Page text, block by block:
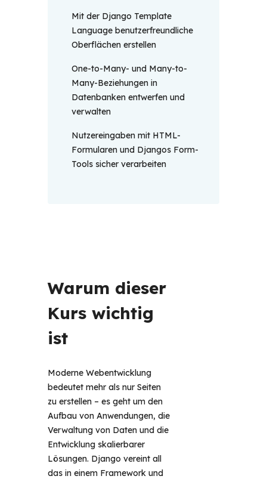
Mit der Django Template
Language benutzerfreundliche
Oberflächen erstellen
One-to-Many- und Many-to-
Many-Beziehungen in
Datenbanken entwerfen und
verwalten
Nutzereingaben mit HTML-
Formularen und Djangos Form-
Tools sicher verarbeiten
Warum dieser
Kurs wichtig
ist
Moderne Webentwicklung
bedeutet mehr als nur Seiten
zu erstellen – es geht um den
Aufbau von Anwendungen, die
Verwaltung von Daten und die
Entwicklung skalierbarer
Lösungen. Django vereint all
das in einem Framework und